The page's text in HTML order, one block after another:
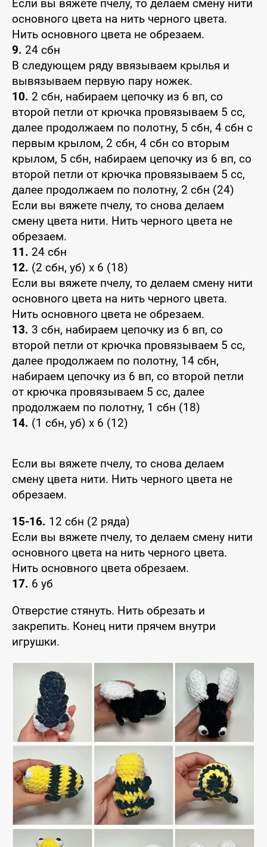
Если вы вяжете пчелу, то делаем смену нити
основного цвета на нить черного цвета.
Нить основного цвета не обрезаем.
9. 24 сбн
В следующем ряду ввязываем крылья и
вывязываем первую пару ножек.
10. 2 сбн, набираем цепочку из 6 вп, со
второй петли от крючка провязываем 5 сс,
далее продолжаем по полотну, 5 сбн, 4 сбн с
первым крылом, 2 сбн, 4 сбн со вторым
крылом, 5 сбн, набираем цепочку из 6 вп, со
второй петли от крючка провязываем 5 сс,
далее продолжаем по полотну, 2 сбн (24)
Если вы вяжете пчелу, то снова делаем
смену цвета нити. Нить черного цвета не
обрезаем.
11. 24 сбн
12. (2 сбн, уб) х 6 (18)
Если вы вяжете пчелу, то делаем смену нити
основного цвета на нить черного цвета.
Нить основного цвета не обрезаем.
13. 3 сбн, набираем цепочку из 6 вп, со
второй петли от крючка провязываем 5 сс,
далее продолжаем по полотну, 14 сбн,
набираем цепочку из 6 вп, со второй петли
от крючка провязываем 5 сс, далее
продолжаем по полотну, 1 сбн (18)
14. (1 сбн, уб) х 6 (12)
Если вы вяжете пчелу, то снова делаем
смену цвета нити. Нить черного цвета не
обрезаем.
15-16. 12 сбн (2 ряда)
Если вы вяжете пчелу, то делаем смену нити
основного цвета на нить черного цвета.
Нить основного цвета обрезаем.
17. 6 уб
Отверстие стянуть. Нить обрезать и
закрепить. Конец нити прячем внутри
игрушки.